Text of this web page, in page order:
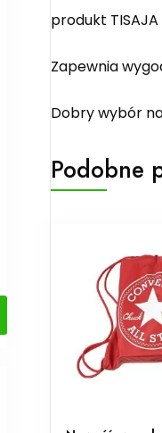
produkt
Zapewnia
Dobry wybór
Podobne